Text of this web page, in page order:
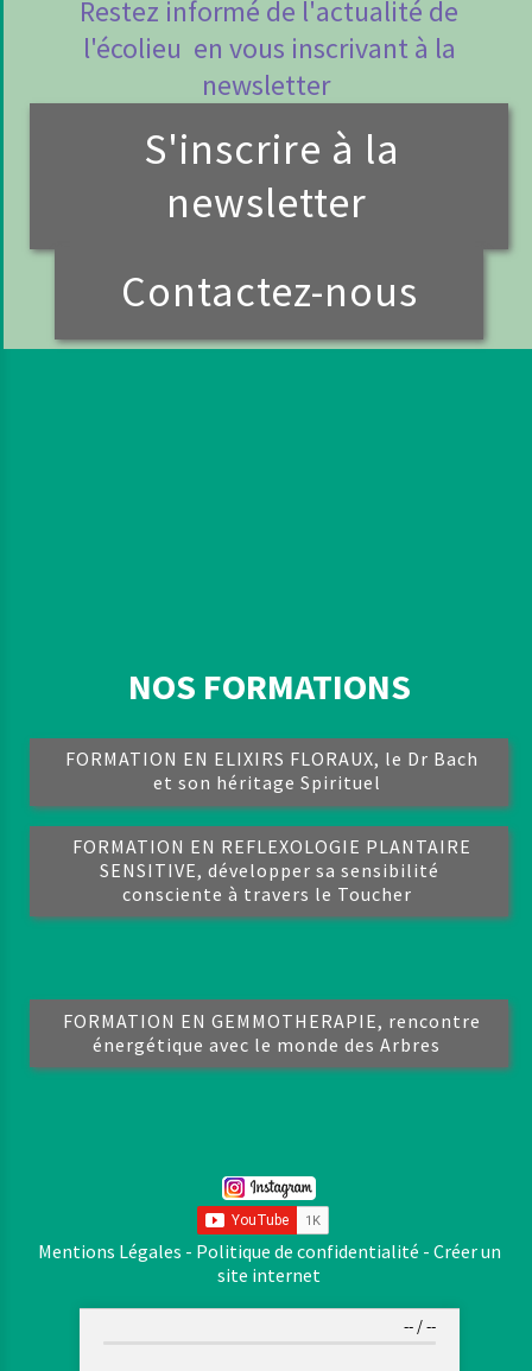
Restez informé de l'actualité de
l'écolieu en vous inscrivant à la
newsletter
S'inscrire à la
newsletter
Contactez-nous
NOS FORMATIONS
FORMATION EN ELIXIRS FLORAUX, le Dr Bach
et son héritage Spirituel
FORMATION EN REFLEXOLOGIE PLANTAIRE
SENSITIVE, développer sa sensibilité
consciente à travers le Toucher
FORMATION EN GEMMOTHERAPIE, rencontre
énergétique avec le monde des Arbres
Mentions Légales Politique de confidentialité
Créer un
site internet
-- /--